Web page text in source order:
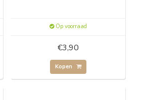
Op voorraad
€3,90
Kopen